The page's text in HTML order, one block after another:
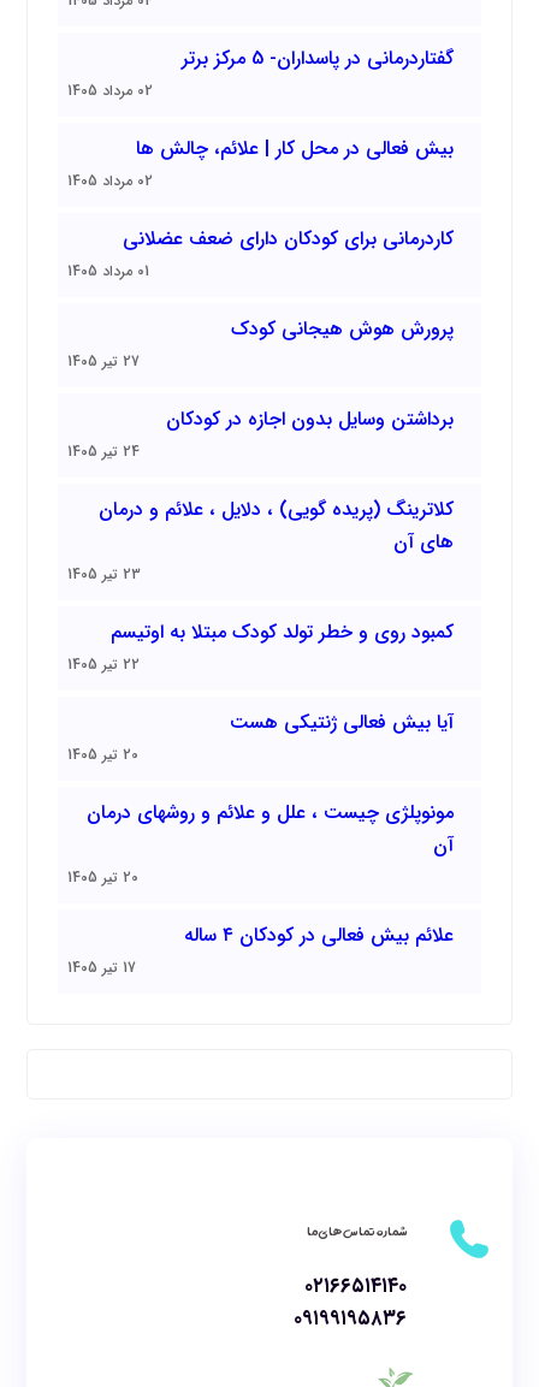
گفتاردرمانی در پاسداران- 5 مرکز برتر
02 مرداد 1405
بیش فعالی در محل کار | علائم، چالش ها
02 مرداد 1405
کاردرمانی برای کودکان دارای ضعف عضلانی
01 مرداد 1405
پرورش هوش هیجانی کودک
27 تیر 1405
برداشتن وسایل بدون اجازه در کودکان
24 تیر 1405
کلاترینگ (پریده گویی) ، دلایل ، علائم و درمان
های آن
23 تیر 1405
کمبود روی و خطر تولد کودک مبتلا به اوتیسم
22 تیر 1405
آیا بیش فعالی ژنتیکی هست
20 تیر 1405
مونوپلژی چیست ، علل و علائم و روشهای درمان
آن
20 تیر 1405
علائم بیش فعالی در کودکان ۴ ساله
17 تیر 1405
شماره تماس های ما
۰۲۱۶۶۵۱۴۱۴۰
۰۹۱۹۹۱۹۵۸۳۶